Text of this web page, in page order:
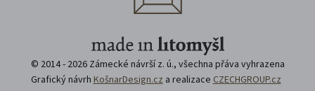
© 2014 - 2026 Zámecké návrší z. ú., všechna přáva vyhrazena
Grafický návrh KošnarDesign.cz a realizace CZECHGROUP.cz